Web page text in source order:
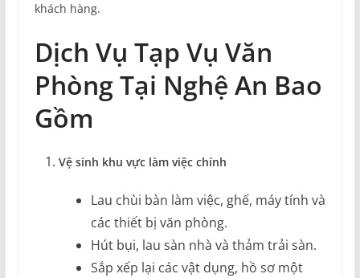
khách hàng.
Dịch Vụ Tạp Vụ Văn
Phòng Tại Nghệ An Bao
Gồm
Vệ sinh khu vực làm việc chính
Lau chùi bàn làm việc, ghế, máy tính và
các thiết bị văn phòng.
Hút bụi, lau sàn nhà và thảm trải sàn.
Sắp xếp lại các vật dụng, hồ sơ một